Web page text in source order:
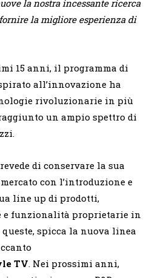
la nostra incessante ricerca
la migliore esperienza di
15 anni, il programma di
all’innovazione ha
rivoluzionarie in più
un ampio spettro di
di conservare la sua
con l’introduzione e
line up di prodotti,
e funzionalità proprietarie in
queste, spicca la nuova linea
TV. Nei prossimi anni,